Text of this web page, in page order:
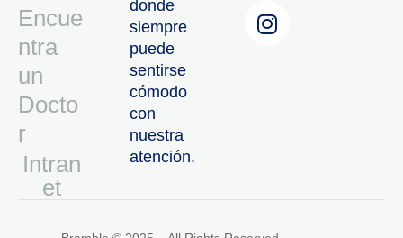
Encue
ntra
un
Docto
r
Intran
Et
donde
siempre
puede
sentirse
cómodo
con
nuestra
atención.